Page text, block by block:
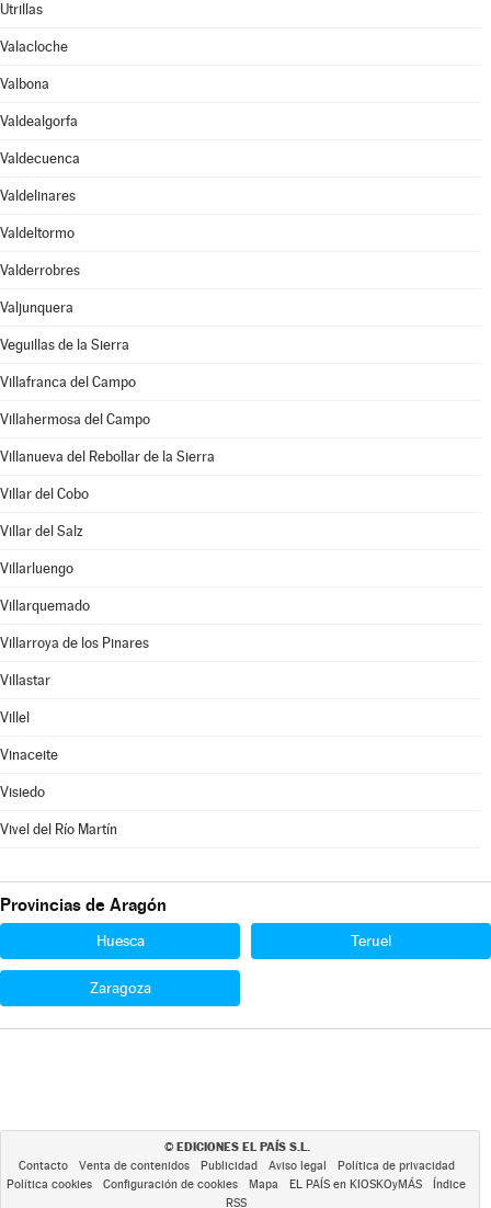
Utrillas
Valacloche
Valbona
Valdealgorfa
Valdecuenca
Valdelinares
Valdeltormo
Valderrobres
Valjunquera
Veguillas de la Sierra
Villafranca del Campo
Villahermosa del Campo
Villanueva del Rebollar de la Sierra
Villar del Cobo
Villar del Salz
Villarluengo
Villarquemado
Villarroya de los Pinares
Villastar
Villel
Vinaceite
Visiedo
Vivel del Río Martín
Provincias de Aragón
Huesca Teruel
Zaragoza
© EDICIONES EL PAÍS S.L.
Contacto Venta de contenidos Publicidad Aviso legal
Política de privacidad
Política cookies
Configuración de cookies Mapa EL PAÍS en KIOSKOyMÁS
Índice
RSS